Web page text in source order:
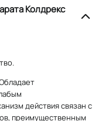
Колдрекс
действия связан с
преимущественным